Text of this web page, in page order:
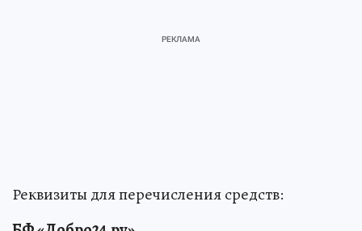
Реквизиты для перечисления средств: